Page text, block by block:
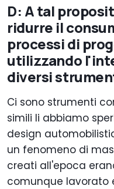
D: A tal
ridurre il
processi di
utilizzando
diversi
Ci sono strumenti
simili li abbiamo
design
un fenomeno di
creati all'epoca
comunque lavorato